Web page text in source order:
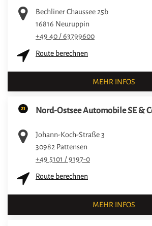
Bechliner Chaussee 25b
16816 Neuruppin
+49 40 / 63799600
Route berechnen
MEHR INFOS
21 Nord-Ostsee Automobile SE &
Johann-Koch-Straße 3
30982 Pattensen
+49 5101 / 9197-0
Route berechnen
MEHR INFOS